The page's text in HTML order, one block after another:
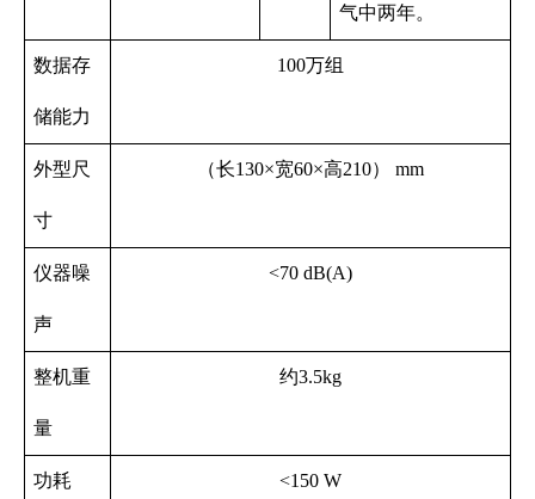
气中两年。
数据存
储能力
100万组
外型尺
寸
（长130×宽60×高210） mm
仪器噪
声
<70 dB(A)
整机重
量
约3.5kg
功耗 <150 W